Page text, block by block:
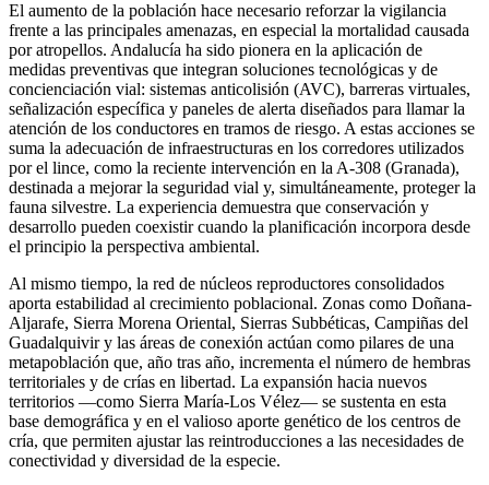
El aumento de la población hace necesario reforzar la vigilancia
frente a las principales amenazas, en especial la mortalidad causada
por atropellos. Andalucía ha sido pionera en la aplicación de
medidas preventivas que integran soluciones tecnológicas y de
concienciación vial: sistemas anticolisión (AVC), barreras virtuales,
señalización específica y paneles de alerta diseñados para llamar la
atención de los conductores en tramos de riesgo. A estas acciones se
suma la adecuación de infraestructuras en los corredores utilizados
por el lince, como la reciente intervención en la A-308 (Granada),
destinada a mejorar la seguridad vial y, simultáneamente, proteger la
fauna silvestre. La experiencia demuestra que conservación y
desarrollo pueden coexistir cuando la planificación incorpora desde
el principio la perspectiva ambiental.
Al mismo tiempo, la red de núcleos reproductores consolidados
aporta estabilidad al crecimiento poblacional. Zonas como Doñana-
Aljarafe, Sierra Morena Oriental, Sierras Subbéticas, Campiñas del
Guadalquivir y las áreas de conexión actúan como pilares de una
metapoblación que, año tras año, incrementa el número de hembras
territoriales y de crías en libertad. La expansión hacia nuevos
territorios —como Sierra María-Los Vélez— se sustenta en esta
base demográfica y en el valioso aporte genético de los centros de
cría, que permiten ajustar las reintroducciones a las necesidades de
conectividad y diversidad de la especie.